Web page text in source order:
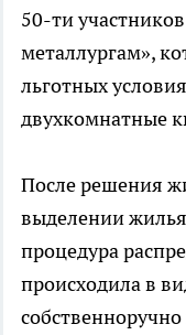
50-ти
металлургам»,
льготных
двухкомнатные
После решения
выделении
процедура
происходила в